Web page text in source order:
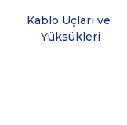
Kablo Uçları ve
Yüksükleri